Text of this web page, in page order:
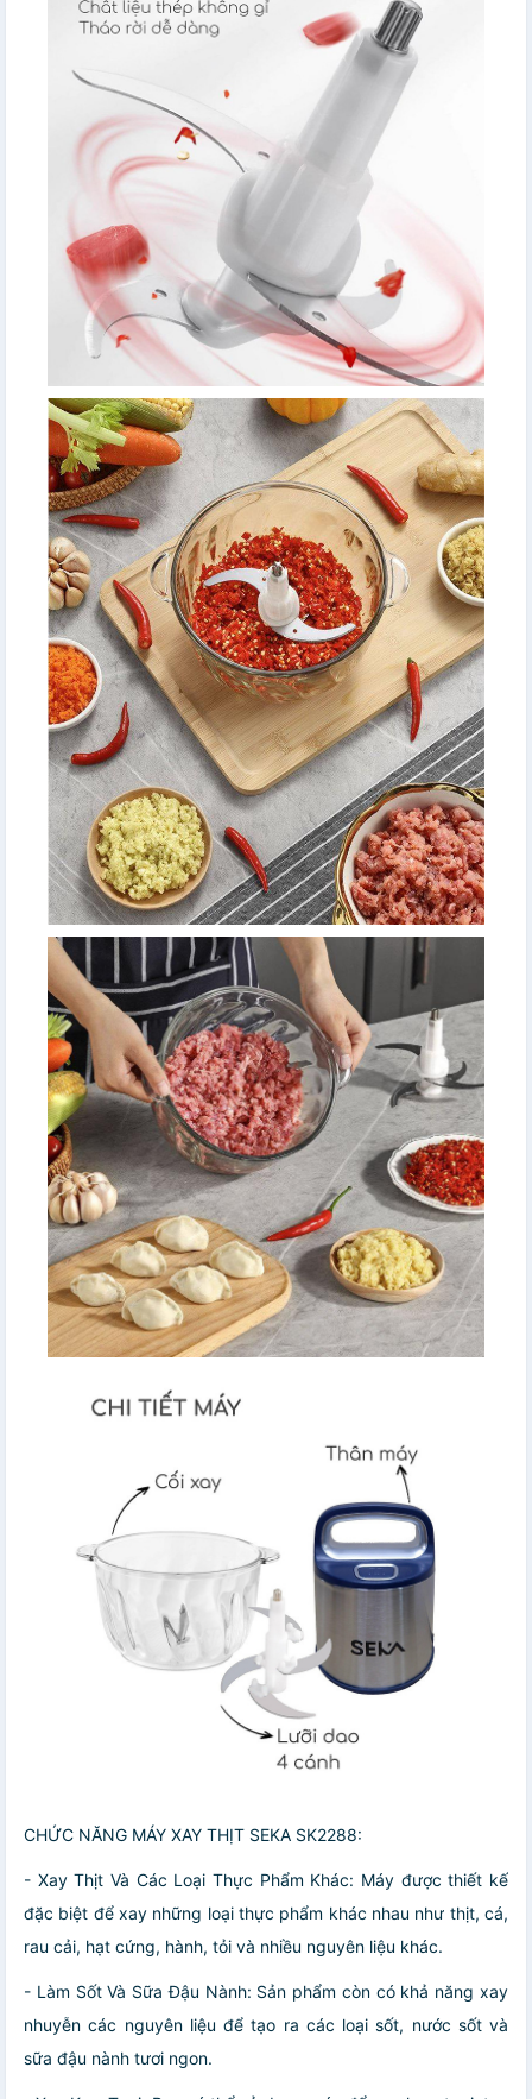
CHỨC NĂNG MÁY XAY THỊT SEKA SK2288:
- Xay Thịt Và Các Loại Thực Phẩm Khác: Máy được thiết kế
đặc biệt để xay những loại thực phẩm khác nhau như thịt, cá,
rau cải, hạt cứng, hành, tỏi và nhiều nguyên liệu khác.
- Làm Sốt Và Sữa Đậu Nành: Sản phẩm còn có khả năng xay
nhuyễn các nguyên liệu để tạo ra các loại sốt, nước sốt và
sữa đậu nành tươi ngon.